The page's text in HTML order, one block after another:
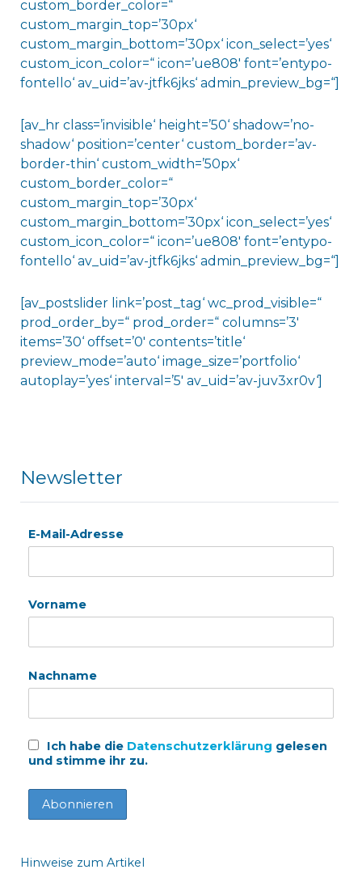
custom_border_color=“
custom_margin_top=’30px‘
custom_margin_bottom=’30px‘ icon_select=’yes‘
custom_icon_color=“ icon=’ue808′ font=’entypo-
fontello‘ av_uid=’av-jtfk6jks‘ admin_preview_bg=“]
[av_hr class=’invisible‘ height=’50‘ shadow=’no-
shadow‘ position=’center‘ custom_border=’av-
border-thin‘ custom_width=’50px‘
custom_border_color=“
custom_margin_top=’30px‘
custom_margin_bottom=’30px‘ icon_select=’yes‘
custom_icon_color=“ icon=’ue808′ font=’entypo-
fontello‘ av_uid=’av-jtfk6jks‘ admin_preview_bg=“]
[av_postslider link=’post_tag‘ wc_prod_visible=“
prod_order_by=“ prod_order=“ columns=’3′
items=’30‘ offset=’0′ contents=’title‘
preview_mode=’auto‘ image_size=’portfolio‘
autoplay=’yes‘ interval=’5′ av_uid=’av-juv3xr0v‘]
Newsletter
E-Mail-Adresse
Vorname
Nachname
Ich habe die Datenschutzerklärung gelesen
und stimme ihr zu.
Hinweise zum Artikel